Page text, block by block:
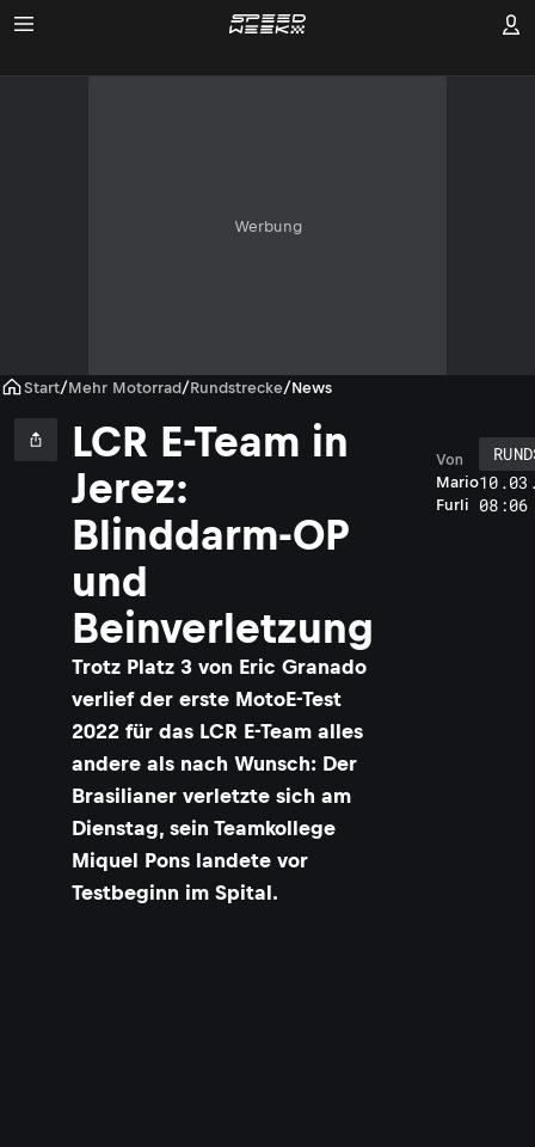
Werbung
Start/Mehr Motorrad/Rundstrecke/News
LCR E-Team in
Jerez:
Blinddarm-OP
und
Beinverletzung
Trotz Platz 3 von Eric Granado
verlief der erste MotoE-Test
2022 für das LCR E-Team alles
andere als nach Wunsch: Der
Brasilianer verletzte sich am
Dienstag, sein Teamkollege
Miquel Pons landete vor
Testbeginn im Spital.
Mario
Furli
Von
08:06